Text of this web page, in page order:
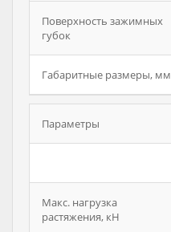
Поверхность зажимных
губок
Габаритные размеры, мм
Параметры
Макс. нагрузка
растяжения, кН